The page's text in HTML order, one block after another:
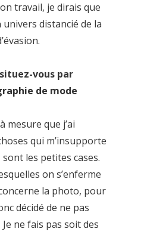
travail, je dirais que
distancié de la
vous par
de mode
mesure que j’ai
qui m’insupporte
les petites cases.
on s’enferme
la photo, pour
décidé de ne pas
ne fais pas soit des